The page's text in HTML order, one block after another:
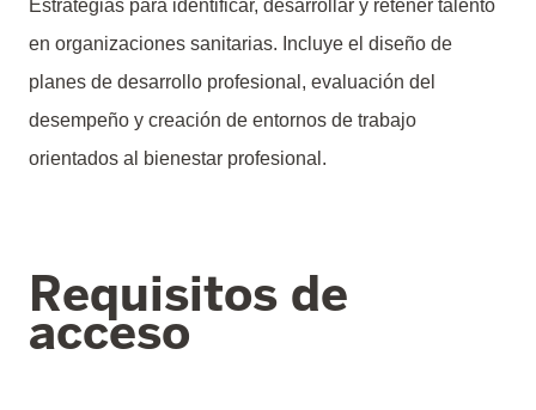
Estrategias para identificar, desarrollar y retener talento
en organizaciones sanitarias. Incluye el diseño de
planes de desarrollo profesional, evaluación del
desempeño y creación de entornos de trabajo
orientados al bienestar profesional.
Requisitos de
acceso